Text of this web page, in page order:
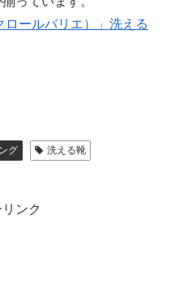
ロールバリエ）」洗える
グ
洗える靴
ンク